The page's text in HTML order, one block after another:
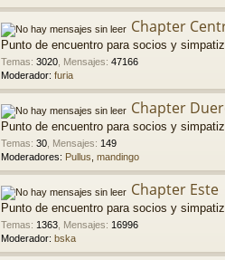
Chapter
Punto de encuentro para socios y
Temas: 3020 Mensajes: 47166
Moderador: furia
Chapter
Punto de encuentro para socios y
Temas: 30 Mensajes: 149
Moderadores: Pullus mandingo
Chapter Este
Punto de encuentro para socios y
Temas: 1363 Mensajes: 16996
Moderador: bska